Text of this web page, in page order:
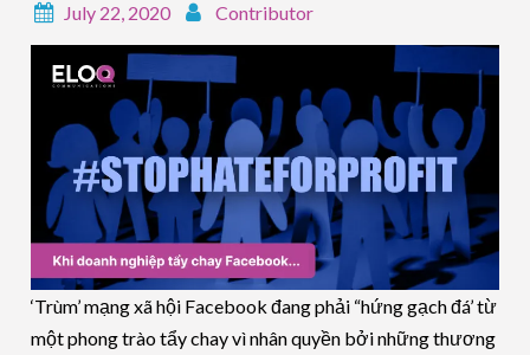
July 22, 2020 Contributor
‘Trùm’ mạng xã hội Facebook đang phải “hứng gạch đá’ từ
một phong trào tẩy chay vì nhân quyền bởi những thương